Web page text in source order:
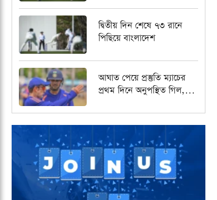
দ্বিতীয় দিন শেষে ৭৩ রানে
পিছিয়ে বাংলাদেশ
আঘাত পেয়ে প্রস্তুতি ম্যাচের
প্রথম দিনে অনুপস্থিত গিল,